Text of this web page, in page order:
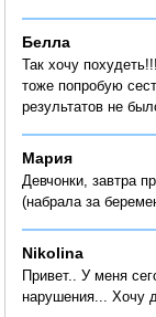
Белла
Так хочу
тоже попробую
результатов не
Мария
Девчонки, завтра
(набрала за
Nikolina
Привет.. У меня
нарушения... Хочу